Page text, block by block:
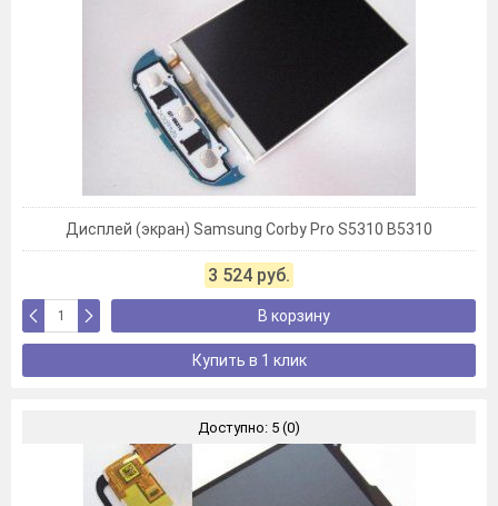
Дисплей (экран) Samsung Corby Pro S5310 B5310
3 524 руб.
В корзину
Купить в 1 клик
Доступно: 5 (0)